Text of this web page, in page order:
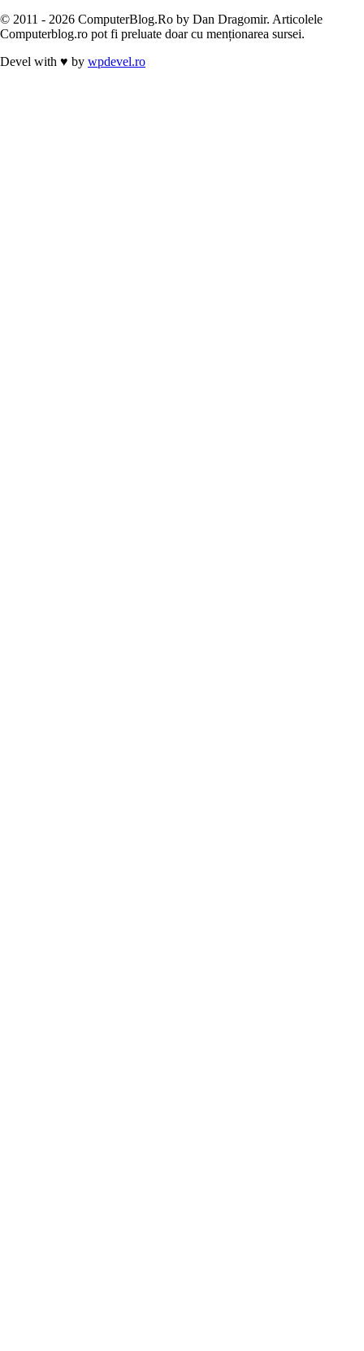
© 2011 - 2026 ComputerBlog.Ro by Dan Dragomir. Articolele
Computerblog.ro pot fi preluate doar cu menționarea sursei.
Devel with ♥ by wpdevel.ro